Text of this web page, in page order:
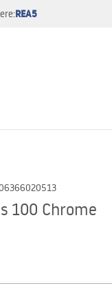
REA5
100 Chrome